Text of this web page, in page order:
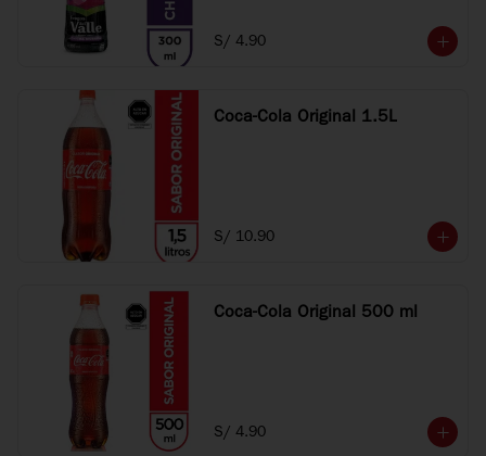
S/ 4.90
Coca-Cola Original 1.5L
S/ 10.90
Coca-Cola Original 500 ml
S/ 4.90